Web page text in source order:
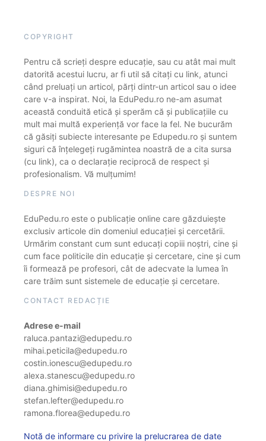
COPYRIGHT
Pentru că scrieți despre educație, sau cu atât mai mult
datorită acestui lucru, ar fi util să citați cu link, atunci
când preluați un articol, părți dintr-un articol sau o idee
care v-a inspirat. Noi, la EduPedu.ro ne-am asumat
această conduită etică și sperăm că și publicațiile cu
mult mai multă experiență vor face la fel. Ne bucurăm
că găsiți subiecte interesante pe Edupedu.ro și suntem
siguri că înțelegeți rugămintea noastră de a cita sursa
(cu link), ca o declarație reciprocă de respect și
profesionalism. Vă mulțumim!
DESPRE NOI
EduPedu.ro este o publicație online care găzduiește
exclusiv articole din domeniul educației și cercetării.
Urmărim constant cum sunt educați copiii noștri, cine și
cum face politicile din educație și cercetare, cine și cum
îi formează pe profesori, cât de adecvate la lumea în
care trăim sunt sistemele de educație și cercetare.
CONTACT REDACȚIE
Adrese e-mail
raluca.pantazi@edupedu.ro
mihai.peticila@edupedu.ro
costin.ionescu@edupedu.ro
alexa.stanescu@edupedu.ro
diana.ghimisi@edupedu.ro
stefan.lefter@edupedu.ro
ramona.florea@edupedu.ro
Notă de informare cu privire la prelucrarea de date